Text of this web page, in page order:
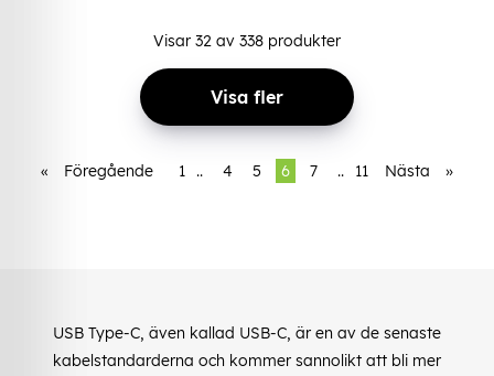
Visar 32 av 338 produkter
Visa fler
« Föregående 1 .. 4 5 6 7 .. 11 Nästa »
USB Type-C, även kallad USB-C, är en av de senaste
kabelstandarderna och kommer sannolikt att bli mer